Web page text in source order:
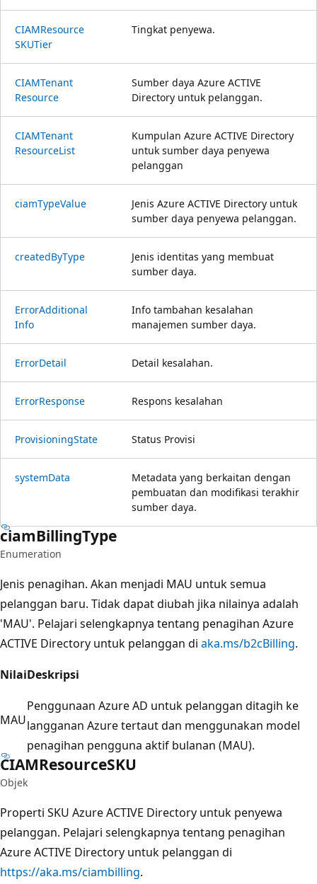
CIAMResource
SKUTier
Tingkat penyewa.
CIAMTenant
Resource
Sumber daya Azure ACTIVE
Directory untuk pelanggan.
CIAMTenant
ResourceList
Kumpulan Azure ACTIVE Directory
untuk sumber daya penyewa
pelanggan
ciamTypeValue
Jenis Azure ACTIVE Directory untuk
sumber daya penyewa pelanggan.
createdByType
Jenis identitas yang membuat
sumber daya.
ErrorAdditional
Info
Info tambahan kesalahan
manajemen sumber daya.
ErrorDetail Detail kesalahan.
ErrorResponse Respons kesalahan
ProvisioningState Status Provisi
systemData
Metadata yang berkaitan dengan
pembuatan dan modifikasi terakhir
sumber daya.
ciamBillingType
Enumeration
Jenis penagihan. Akan menjadi MAU untuk semua
pelanggan baru. Tidak dapat diubah jika nilainya adalah
'MAU'. Pelajari selengkapnya tentang penagihan Azure
ACTIVE Directory untuk pelanggan di aka.ms/b2cBilling.
NilaiDeskripsi
MAU
Penggunaan Azure AD untuk pelanggan ditagih ke
langganan Azure tertaut dan menggunakan model
penagihan pengguna aktif bulanan (MAU).
CIAMResourceSKU
Objek
Properti SKU Azure ACTIVE Directory untuk penyewa
pelanggan. Pelajari selengkapnya tentang penagihan
Azure ACTIVE Directory untuk pelanggan di
https://aka.ms/ciambilling.